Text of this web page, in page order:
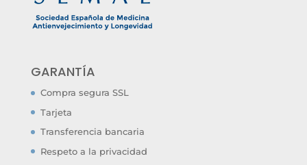
GARANTÍA
Compra segura SSL
Tarjeta
Transferencia bancaria
Respeto a la privacidad